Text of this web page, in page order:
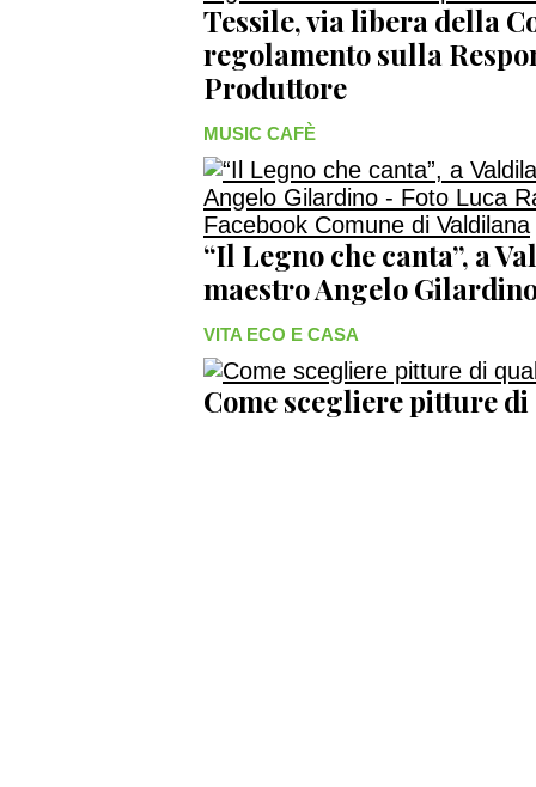
Tessile, via libera della
regolamento sulla
Produttore
MUSIC CAFÈ
“Il Legno che canta”, a
maestro Angelo
VITA ECO E CASA
Come scegliere pitture